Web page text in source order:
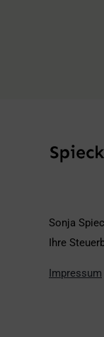
Sonja
Ihre
Impressum